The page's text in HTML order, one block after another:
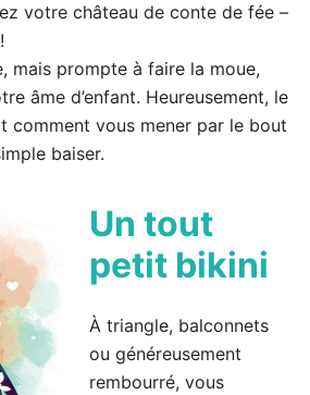
votre château de conte de fée –
mais prompte à faire la moue,
âme d’enfant. Heureusement, le
comment vous mener par le bout
baiser.
Un tout
petit bikini
À triangle, balconnets
ou généreusement
rembourré, vous